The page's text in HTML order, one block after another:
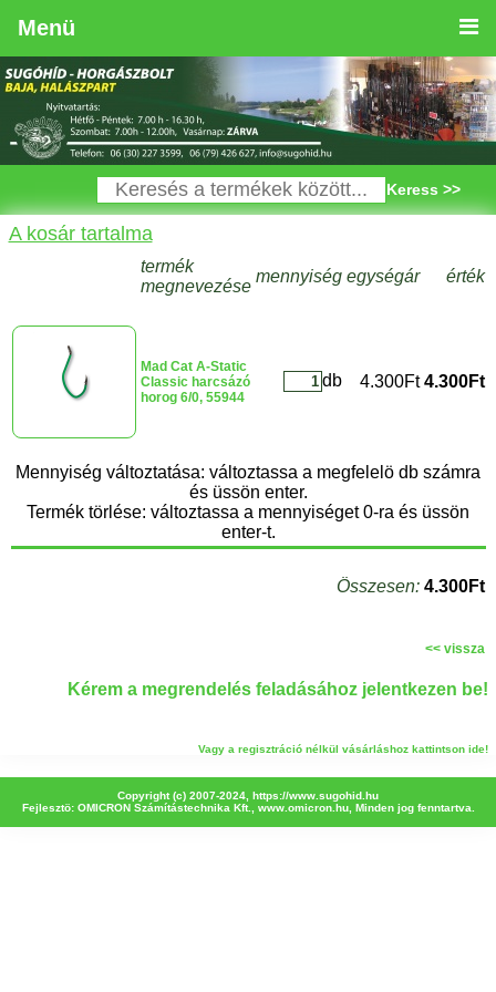
Menü
Keress >>
A kosár tartalma
termék
megnevezése
mennyiség egységár érték
Mad Cat A-Static
Classic harcsázó
horog 6/0, 55944
db 4.300Ft 4.300Ft
Mennyiség változtatása: változtassa a megfelelö db számra
és üssön enter.
Termék törlése: változtassa a mennyiséget 0-ra és üssön
enter-t.
Összesen: 4.300Ft
<< vissza
Kérem a megrendelés feladásához jelentkezen be!
Vagy a regisztráció nélkül vásárláshoz kattintson ide!
Copyright (c) 2007-2024, https://www.sugohid.hu
Fejlesztö: OMICRON Számítástechnika Kft., www.omicron.hu, Minden jog fenntartva.